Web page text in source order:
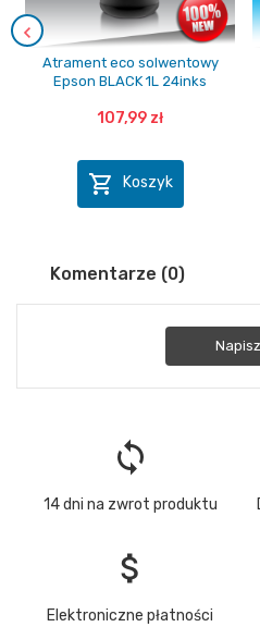
Atrament eco solwentowy
Epson BLACK 1L 24inks
107,99 zł
 Koszyk
Komentarze (0)
loop
14 dni na zwrot produktu
attach_money
Elektroniczne płatności